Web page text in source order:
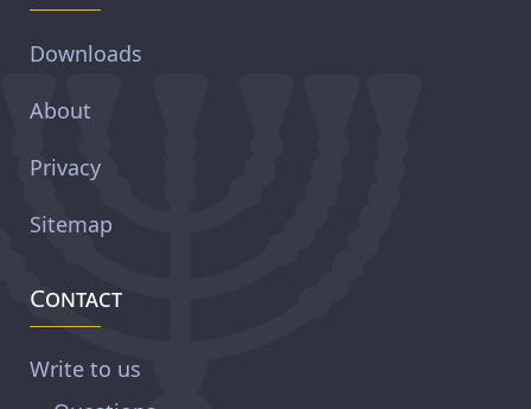
Downloads
About
Privacy
Sitemap
Contact
Write to us